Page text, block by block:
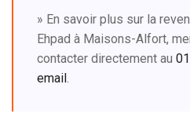
» En savoir plus sur la
Ehpad à Maisons-Alfort,
contacter directement au
email